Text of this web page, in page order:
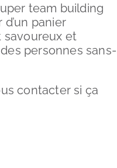
team building
panier
savoureux et
personnes sans-
contacter si ça